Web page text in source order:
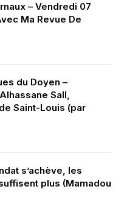
– Vendredi 07
Ma Revue De
du Doyen –
Sall,
Saint-Louis (par
s’achève, les
plus (Mamadou